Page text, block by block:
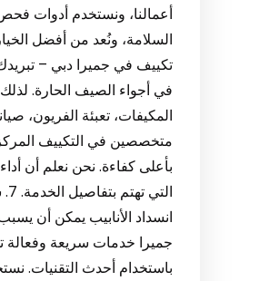
أعمالنا، ونستخدم أدوات
تكييف في جميرا دبي –
في أجواء الصيف الحارة.
المكيفات، تعبئة الفريون،
متخصصين في التكييف
بأعلى كفاءة. نحن نعلم أن
انسداد الأنابيب يمكن أن
جميرا خدمات سريعة وفعالة
باستخدام أحدث التقنيات.